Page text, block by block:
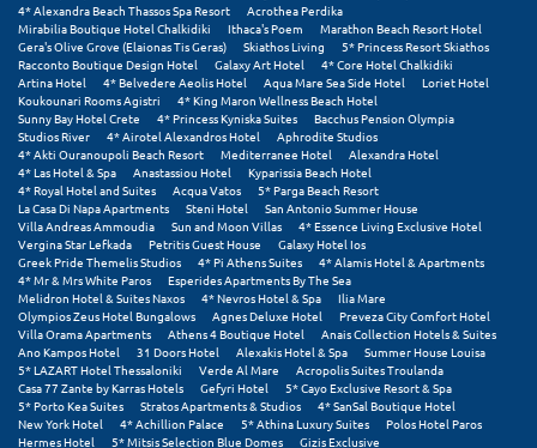
Σ
Σαλαμίνα
Σαμοθράκη
Σάμος
Σαντορίνη
Σέριφος
Σέρρες
Σιθωνία
Σίκινος
Σίφνος
4* Alexandra Beach Thassos Spa Resort
Acrothea Perdika
Mirabilia Boutique Hotel Chalkidiki
Ithaca's Poem
Marathon Beach Resort Hotel
Gera's Olive Grove (Elaionas Tis Geras)
Skiathos Living
5* Princess Resort Skiathos
Racconto Boutique Design Hotel
Galaxy Art Hotel
4* Core Hotel Chalkidiki
Artina Hotel
4* Belvedere Aeolis Hotel Aqua Mare Sea Side Hotel
Loriet Hotel
Koukounari Rooms Agistri
4* King Maron Wellness Beach Hotel
Sunny Bay Hotel Crete
4* Princess Kyniska Suites
Bacchus Pension Olympia
Studios River
4* Airotel Alexandros Hotel
Aphrodite Studios
4* Akti Ouranoupoli Beach Resort
Mediterranee Hotel
Alexandra Hotel
4* Las Hotel & Spa
Anastassiou Hotel
Kyparissia Beach Hotel
4* Royal Hotel and Suites
Acqua Vatos
5* Parga Beach Resort
La Casa Di Napa Apartments
Steni Hotel
San Antonio Summer House
Villa Andreas Ammoudia
Sun and Moon Villas
4* Essence Living Exclusive Hotel
Vergina Star Lefkada
Petritis Guest House
Galaxy Hotel Ios
Greek Pride Themelis Studios
4* Pi Athens Suites
4* Alamis Hotel & Apartments
4* Mr & Mrs White Paros
Esperides Apartments By The Sea
Melidron Hotel & Suites Naxos
4* Nevros Hotel & Spa
Ilia Mare
Olympios Zeus Hotel Bungalows
Agnes Deluxe Hotel
Preveza City Comfort Hotel
Villa Orama Apartments
Athens 4 Boutique Hotel
Anais Collection Hotels & Suites
Ano Kampos Hotel
31 Doors Hotel Alexakis Hotel & Spa
Summer House Louisa
5* LAZART Hotel Thessaloniki
Verde Al Mare
Acropolis Suites Troulanda
Casa 77 Zante by Karras Hotels
Gefyri Hotel
5* Cayo Exclusive Resort & Spa
5* Porto Kea Suites
Stratos Apartments & Studios
4* SanSal Boutique Hotel
New York Hotel
4* Achillion Palace 5* Athina Luxury Suites
Polos Hotel Paros
Hermes Hotel
5* Mitsis Selection Blue Domes
Gizis Exclusive